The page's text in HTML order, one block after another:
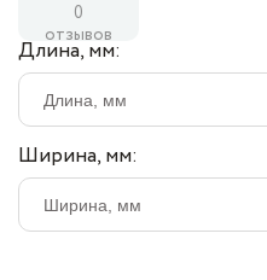
0
отзывов
Длина, мм:
Ширина, мм: